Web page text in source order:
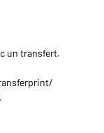
un transfert.